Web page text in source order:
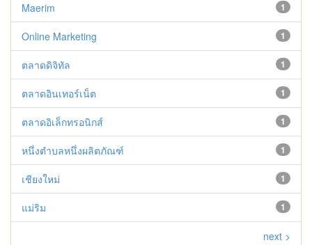
1
Maerim
1
Online Marketing
1
ตลาดดิจิทัล
1
ตลาดอินเทอร์เน็ต
1
ตลาดอิเล็กทรอนิกส์
1
หนึ่งตำบลหนึ่งผลิตภัณฑ์
1
เชียงใหม่
1
แม่ริม
next >